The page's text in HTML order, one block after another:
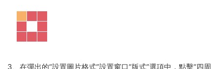
3、在彈出的“設置圖片格式”設置窗口“版式”選項中，點擊“四周